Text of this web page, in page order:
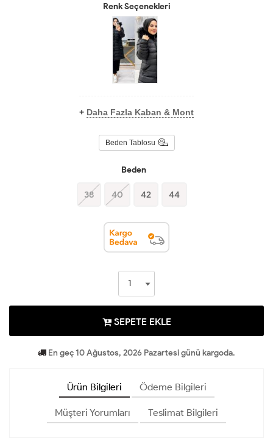
Renk Seçenekleri
+ Daha Fazla Kaban & Mont
Beden Tablosu
Beden
38 40 42 44
SEPETE EKLE
En geç 10 Ağustos, 2026 Pazartesi günü kargoda.
Ürün Bilgileri Ödeme Bilgileri
Müşteri Yorumları Teslimat Bilgileri